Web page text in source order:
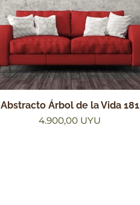
Abstracto Árbol de la Vida 181
4.900,00 UYU